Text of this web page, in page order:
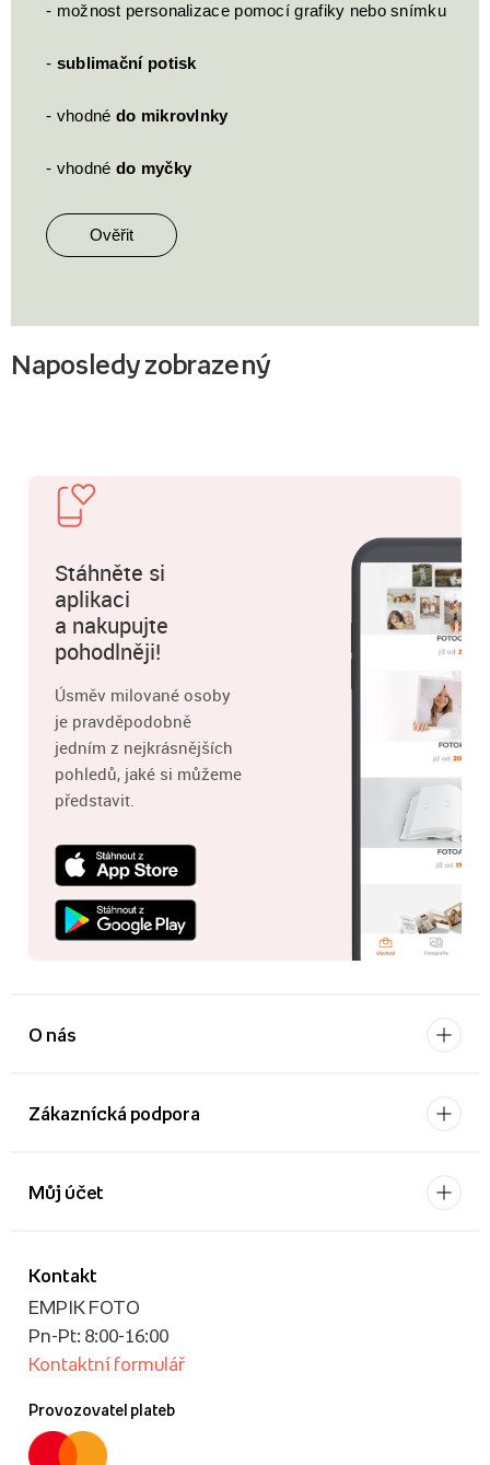
- možnost personalizace pomocí grafiky nebo snímku
- sublimační potisk
- vhodné do mikrovlnky
- vhodné do myčky
Ověřit
Naposledy zobrazený
Stáhněte si
aplikaci
a nakupujte
pohodlněji!
Úsměv milované osoby
je pravděpodobně
jedním z nejkrásnějších
pohledů, jaké si můžeme
představit.
O nás
Zákaznícká podpora
Kontakt
EMPIK FOTO
Pn-Pt: 8:00-16:00
Kontaktní formulář
Provozovatel plateb
Můj účet